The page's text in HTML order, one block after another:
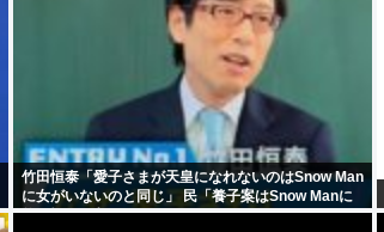
竹田恒泰「愛子さまが天皇になれないのはSnow Man
に女がいないのと同じ」 民「養子案はSnow Manに
竹田恒泰が入るようなもの」